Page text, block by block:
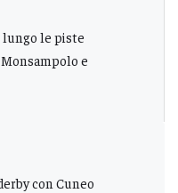
lungo le piste
e
con Cuneo